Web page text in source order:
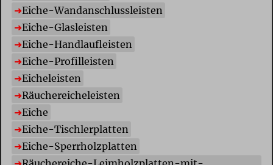
Eiche-Wandanschlussleisten
Eiche-Glasleisten
Eiche-Handlaufleisten
Eiche-Profilleisten
Eicheleisten
Räuchereicheleisten
Eiche
Eiche-Tischlerplatten
Eiche-Sperrholzplatten